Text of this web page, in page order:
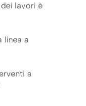
lavori è
linea a
a